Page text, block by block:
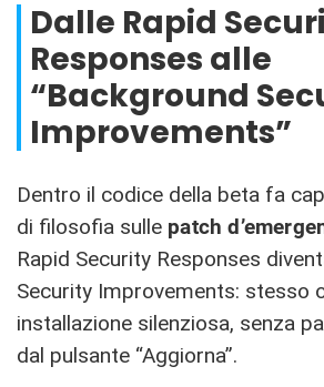
Dalle Rapid
Responses alle
“Background
Improvements”
Dentro il codice della beta fa
di filosofia sulle patch
Rapid Security Responses
Security Improvements: stesso
installazione silenziosa, senza
dal pulsante “Aggiorna”.